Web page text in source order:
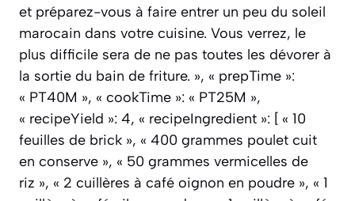
et préparez-vous à faire entrer un peu du soleil
marocain dans votre cuisine. Vous verrez, le
plus difficile sera de ne pas toutes les dévorer à
la sortie du bain de friture. », « prepTime »:
« PT40M », « cookTime »: « PT25M »,
« recipeYield »: 4, « recipeIngredient »: [ « 10
feuilles de brick », « 400 grammes poulet cuit
en conserve », « 50 grammes vermicelles de
riz », « 2 cuillères à café oignon en poudre », « 1